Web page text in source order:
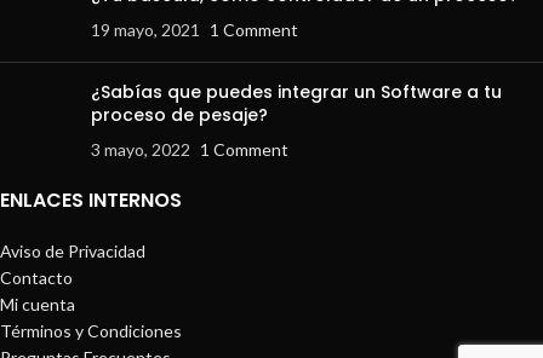
19 mayo, 2021 1 Comment
¿Sabías que puedes integrar un Software a tu
proceso de pesaje?
3 mayo, 2022 1 Comment
ENLACES INTERNOS
Aviso de Privacidad
Contacto
Mi cuenta
Términos y Condiciones